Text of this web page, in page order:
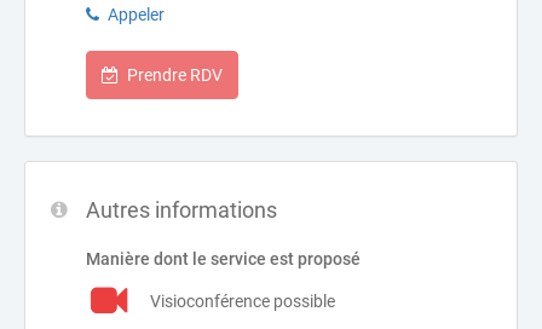
Appeler
Prendre RDV
Autres informations
Manière dont le service est proposé
Visioconférence possible